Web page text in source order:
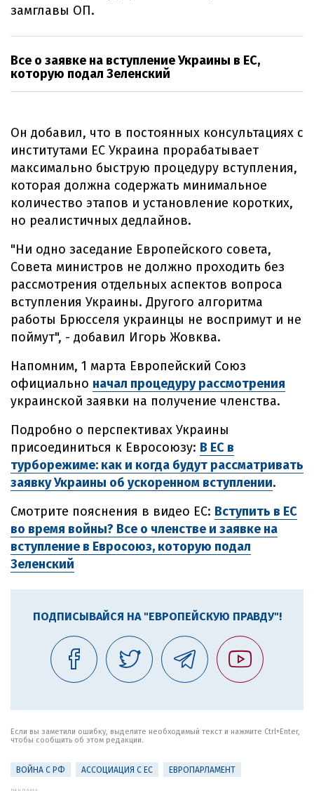
замглавы ОП.
Все о заявке на вступление Украины в ЕС,
которую подал Зеленский
Он добавил, что в постоянных консультациях с
институтами ЕС Украина прорабатывает
максимально быструю процедуру вступления,
которая должна содержать минимальное
количество этапов и установление коротких,
но реалистичных дедлайнов.
"Ни одно заседание Европейского совета,
Совета министров не должно проходить без
рассмотрения отдельных аспектов вопроса
вступления Украины. Другого алгоритма
работы Брюсселя украинцы не воспримут и не
поймут", - добавил Игорь Жовква.
Напомним, 1 марта Европейский Союз
официально начал процедуру рассмотрения
украинской заявки на получение членства.
Подробно о перспективах Украины
присоединиться к Евросоюзу: В ЕС в
турборежиме: как и когда будут рассматривать
заявку Украины об ускоренном вступлении.
Смотрите пояснения в видео ЕС: Вступить в ЕС
во время войны? Все о членстве и заявке на
вступление в Евросоюз, которую подал
Зеленский
ПОДПИСЫВАЙСЯ НА "ЕВРОПЕЙСКУЮ ПРАВДУ"!
Если вы заметили ошибку, выделите необходимый текст и нажмите Ctrl+Enter,
чтобы сообщить об этом редакции.
ВОЙНА С РФ АССОЦИАЦИЯ С ЕС ЕВРОПАРЛАМЕНТ